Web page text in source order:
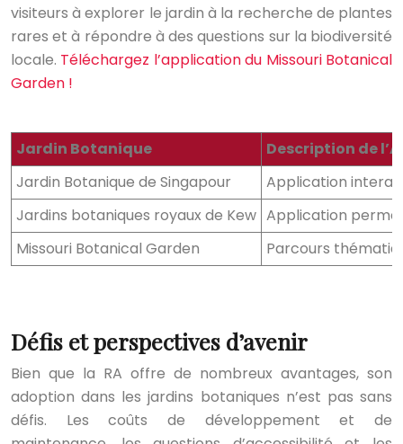
visiteurs à explorer le jardin à la recherche de plantes
rares et à répondre à des questions sur la biodiversité
locale. Téléchargez l’application du Missouri Botanical
Garden !
Jardin Botanique
Description de
Jardin Botanique de Singapour
Application
Jardins botaniques royaux de Kew Application
Missouri Botanical Garden
Parcours
Défis et perspectives d’avenir
Bien que la RA offre de nombreux avantages, son
adoption dans les jardins botaniques n’est pas sans
défis. Les coûts de développement et de